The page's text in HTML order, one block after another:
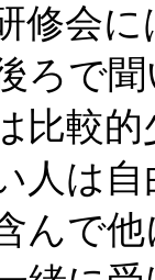
修会
ろで
比較
人は
んで